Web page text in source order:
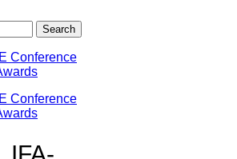
Conference
Conference